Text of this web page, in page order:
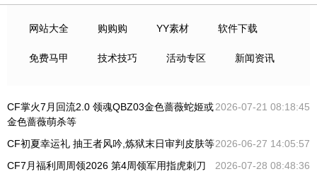
网站大全 购购购 YY素材 软件下载
免费马甲 技术技巧 活动专区 新闻资讯
2026-07-21 08:18:45
CF掌火7月回流2.0 领魂QBZ03金色蔷薇蛇姬或
金色蔷薇萌杀等
2026-06-27 14:05:57
CF初夏幸运礼 抽王者风吟,炼狱末日审判皮肤等
2026-07-28 08:48:36
CF7月福利周周领2026 第4周领军用指虎刺刀